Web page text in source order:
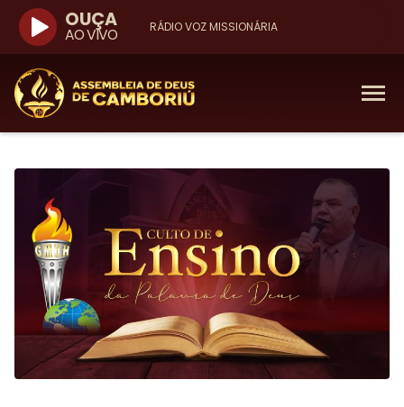
RÁDIO VOZ MISSIONÁRIA
OUÇA
AO VIVO